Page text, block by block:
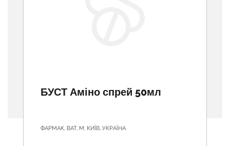
БУСТ Аміно спрей 50мл
ФАРМАК, ВАТ, М. КИЇВ, УКРАЇНА